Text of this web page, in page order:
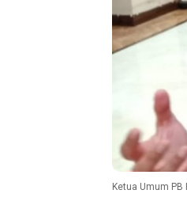
Ketua Umum PB